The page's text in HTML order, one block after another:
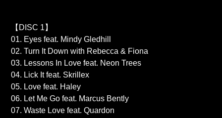
【DISC 1】
01. Eyes feat. Mindy Gledhill
02. Turn It Down with Rebecca & Fiona
03. Lessons In Love feat. Neon Trees
04. Lick It feat. Skrillex
05. Love feat. Haley
06. Let Me Go feat. Marcus Bently
07. Waste Love feat. Quardon